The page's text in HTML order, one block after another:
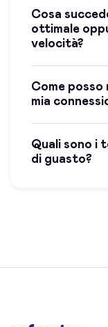
Cosa
ottimale
velocità?
Come posso
mia
Quali sono i
di guasto?